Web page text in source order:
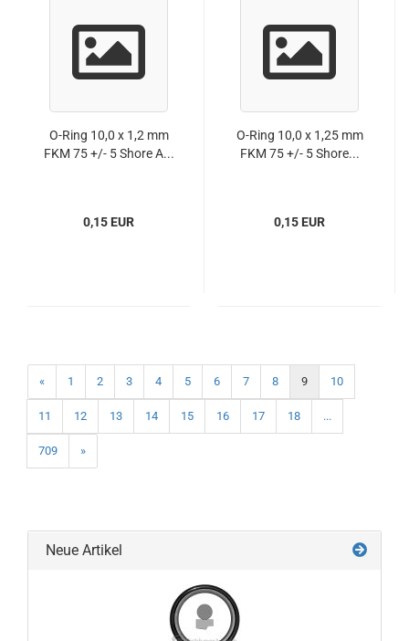
O-Ring 10,0 x 1,2 mm
FKM 75 +/- 5 Shore A...
0,15 EUR
O-Ring 10,0 x 1,25 mm
FKM 75 +/- 5 Shore...
0,15 EUR
« 1 2 3 4 5 6 7 8 9 10
11 12 13 14 15 16 17 18 ...
709 »
Neue Artikel